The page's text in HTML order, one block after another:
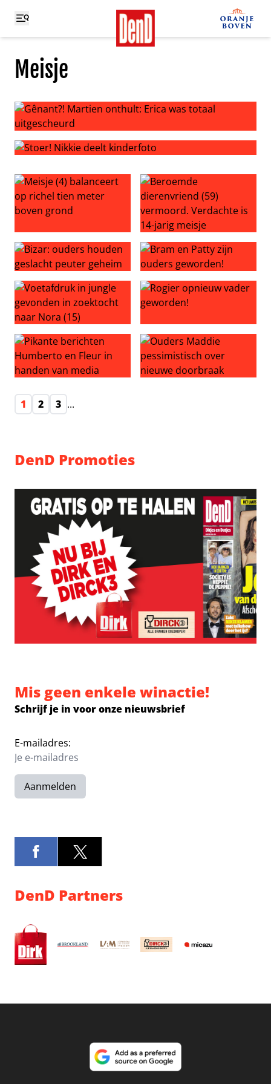
Meisje
Gênant?! Martien onthult: Erica was totaal uitgescheurd
Meisje (4) balanceert op richel tien meter boven grond
Beroemde dierenvriend
Bizar: ouders houden geslacht peuter geheim
Bram en Patty zijn ouders
Voetafdruk in jungle gevonden in zoektocht naar Nora
Rogier opnieuw vader
1
2 3 ...
DenD Promoties
Mis geen enkele winactie!
Schrijf je in voor onze nieuwsbrief
E-mailadres:
Aanmelden
DenD Partners